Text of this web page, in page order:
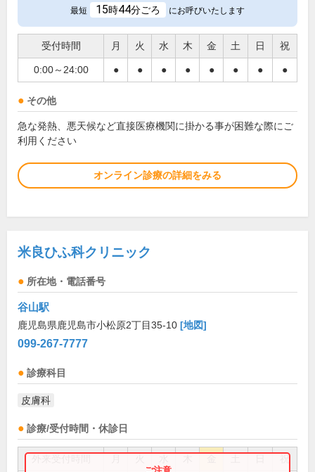
最短 15時44分ごろ にお呼びいたします
受付時間 月 火 水 木 金 土 日 祝
0:00～24:00 ● ● ● ● ● ● ● ●
その他
急な発熱、悪天候など直接医療機関に掛かる事が困難な際にご
利用ください
オンライン診療の詳細をみる
米良ひふ科クリニック
所在地・電話番号
谷山駅
鹿児島県鹿児島市小松原2丁目35-10 [地図]
099-267-7777
診療科目
皮膚科
診療/受付時間・休診日
祝